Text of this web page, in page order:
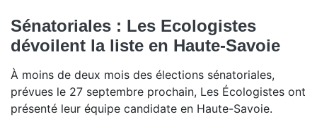
Sénatoriales : Les Ecologistes
dévoilent la liste en Haute-Savoie
À moins de deux mois des élections sénatoriales,
prévues le 27 septembre prochain, Les Écologistes ont
présenté leur équipe candidate en Haute-Savoie.